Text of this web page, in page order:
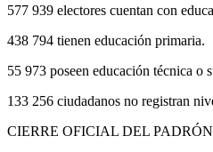
577 939 electores cuentan con
438 794 tienen educación primaria.
55 973 poseen educación técnica o
133 256 ciudadanos no registran
CIERRE OFICIAL DEL